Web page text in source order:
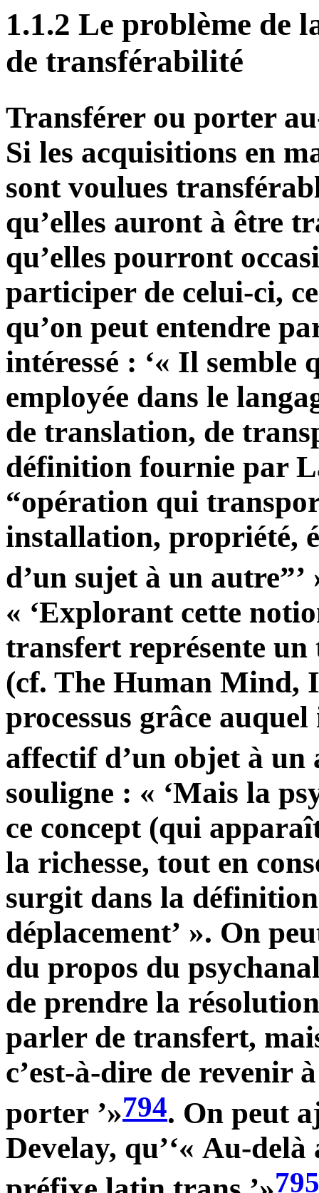
1.1.2 Le problème de
de transférabilité
Transférer ou porter
Si les acquisitions en
sont voulues
qu’elles auront à être
qu’elles pourront
participer de celui-ci,
qu’on peut entendre
intéressé : ‘« Il semble
employée dans le
de translation, de
définition fournie par
“opération qui
installation, propriété,
d’un sujet à un autre”’
« ‘Explorant cette
transfert représente un
(cf. The Human Mind,
processus grâce
affectif d’un objet à un
souligne : « ‘Mais la
ce concept (qui
la richesse, tout en
surgit dans la
déplacement’ ». On
du propos du
de prendre la
parler de transfert,
c’est-à-dire de revenir
porter ’»794. On peut
Develay, qu’‘« Au-
795